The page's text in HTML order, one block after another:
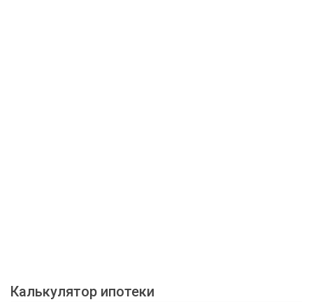
Калькулятор ипотеки